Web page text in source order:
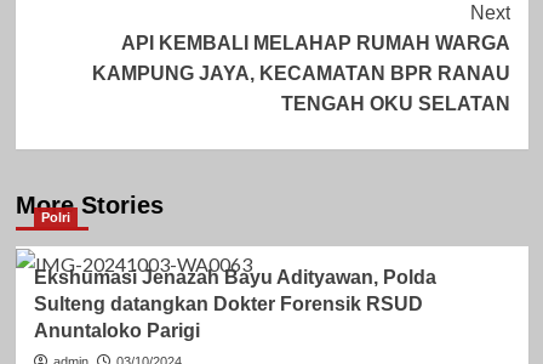
Next
API KEMBALI MELAHAP RUMAH WARGA
KAMPUNG JAYA, KECAMATAN BPR RANAU
TENGAH OKU SELATAN
More Stories
Polri
Ekshumasi Jenazah Bayu Adityawan, Polda
Sulteng datangkan Dokter Forensik RSUD
Anuntaloko Parigi
admin
03/10/2024